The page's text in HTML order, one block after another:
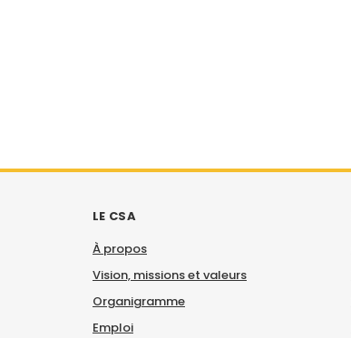
LE CSA
À propos
Vision, missions et valeurs
Organigramme
Emploi